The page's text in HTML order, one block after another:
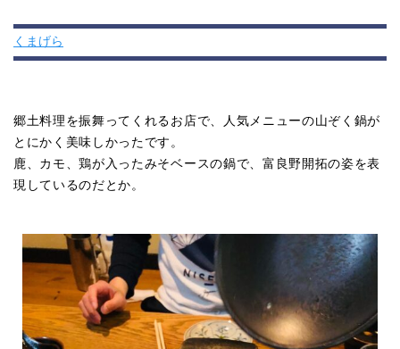
くまげら
郷土料理を振舞ってくれるお店で、人気メニューの山ぞく鍋が
とにかく美味しかったです。
鹿、カモ、鶏が入ったみそベースの鍋で、富良野開拓の姿を表
現しているのだとか。